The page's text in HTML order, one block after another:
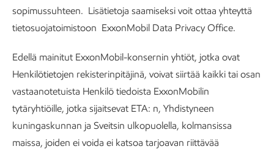
sopimussuhteen. Lisätietoja saamiseksi voit ottaa yhteyttä
tietosuojatoimistoon ExxonMobil Data Privacy Office.
Edellä mainitut ExxonMobil-konsernin yhtiöt, jotka ovat
Henkilötietojen rekisterinpitäjinä, voivat siirtää kaikki tai osan
vastaanotetuista Henkilö tiedoista ExxonMobilin
tytäryhtiöille, jotka sijaitsevat ETA: n, Yhdistyneen
kuningaskunnan ja Sveitsin ulkopuolella, kolmansissa
maissa, joiden ei voida ei katsoa tarjoavan riittävää